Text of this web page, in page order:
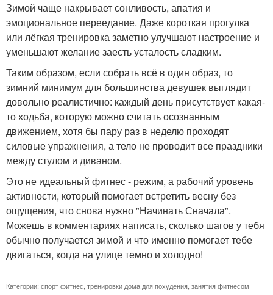
Зимой чаще накрывает сонливость, апатия и
эмоциональное переедание. Даже короткая прогулка
или лёгкая тренировка заметно улучшают настроение и
уменьшают желание заесть усталость сладким.
Таким образом, если собрать всё в один образ, то
зимний минимум для большинства девушек выглядит
довольно реалистично: каждый день присутствует какая-
то ходьба, которую можно считать осознанным
движением, хотя бы пару раз в неделю проходят
силовые упражнения, а тело не проводит все праздники
между стулом и диваном.
Это не идеальный фитнес - режим, а рабочий уровень
активности, который помогает встретить весну без
ощущения, что снова нужно "Начинать Сначала".
Можешь в комментариях написать, сколько шагов у тебя
обычно получается зимой и что именно помогает тебе
двигаться, когда на улице темно и холодно!
Категории: спорт фитнес тренировки дома для похудения занятия фитнесом